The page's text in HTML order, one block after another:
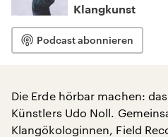
Klangkunst
Podcast abonnieren
Die Erde hörbar machen:
Künstlers Udo Noll.
Klangökologinnen, Field